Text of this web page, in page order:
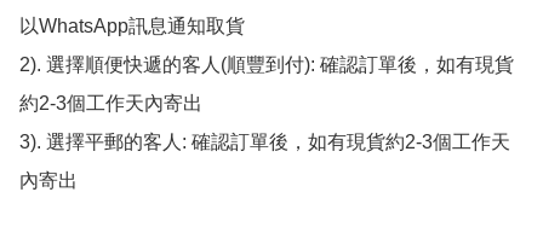
以WhatsApp訊息通知取貨
2). 選擇順便快遞的客人(順豐到付): 確認訂單後，如有現貨
約2-3個工作天內寄出
3). 選擇平郵的客人: 確認訂單後，如有現貨約2-3個工作天
內寄出